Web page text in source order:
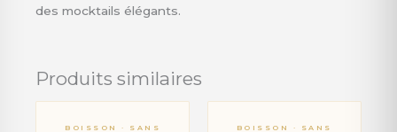
des mocktails élégants.
Produits similaires